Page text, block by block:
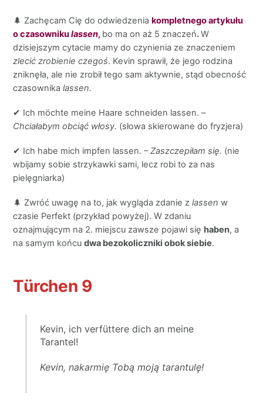
🌲 Zachęcam Cię do odwiedzeniakompletnego artykułu
o czasownikulassen, bo ma on aż 5 znaczeń.W
dzisiejszym cytacie mamy do czynienia ze znaczeniem
zlecić zrobienie czegoś. Kevin sprawił, że jego rodzina
zniknęła, ale nie zrobił tego sam aktywnie, stąd obecność
czasownikalassen.
✔ Ich möchte meine Haare schneiden lassen. –
Chciałabym obciąć włosy. (słowa skierowane do fryzjera)
✔ Ich habe mich impfen lassen.– Zaszczepiłam się. (nie
wbijamy sobie strzykawki sami, lecz robi to za nas
pielęgniarka)
🌲 Zwróć uwagę na to, jak wygląda zdanie zlassen w
czasie Perfekt (przykład powyżej). W zdaniu
oznajmującym na 2. miejscu zawsze pojawi się haben, a
na samym końcudwa bezokoliczniki obok siebie.
Türchen 9
Kevin, ich verfüttere dich an meine
Tarantel!
Kevin, nakarmię Tobą moją tarantulę!